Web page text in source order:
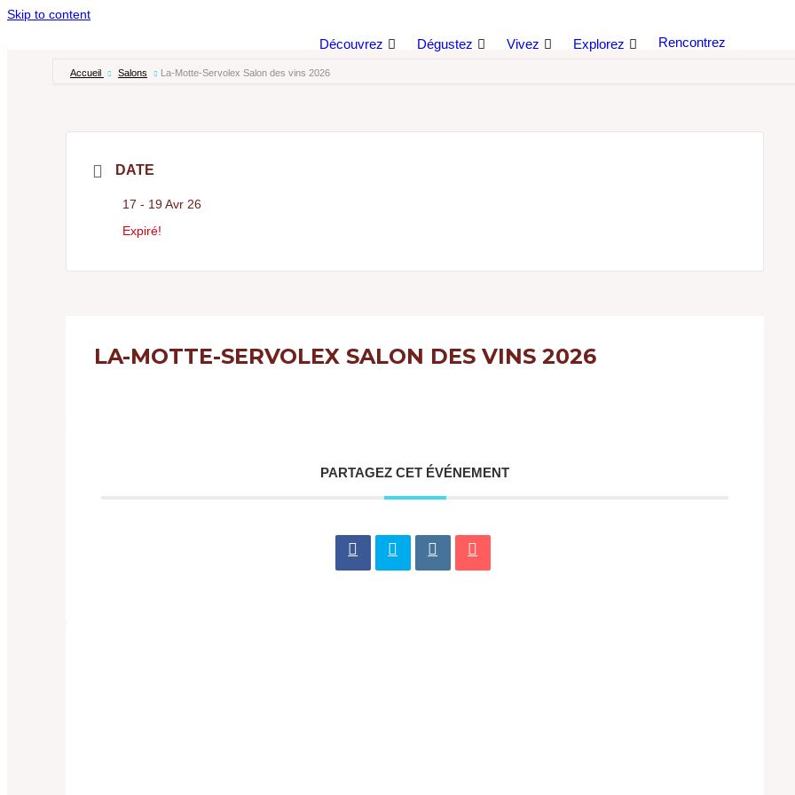
Skip to content
Découvrez Dégustez Vivez Explorez
Rencontrez
Accueil Salons La-Motte-Servolex Salon des vins 2026
DATE
17 - 19 Avr 26
Expiré!
LA-MOTTE-SERVOLEX SALON DES VINS 2026
PARTAGEZ CET ÉVÉNEMENT